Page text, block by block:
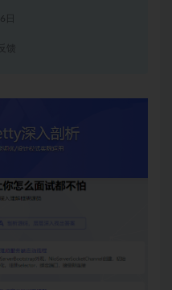
日
馈